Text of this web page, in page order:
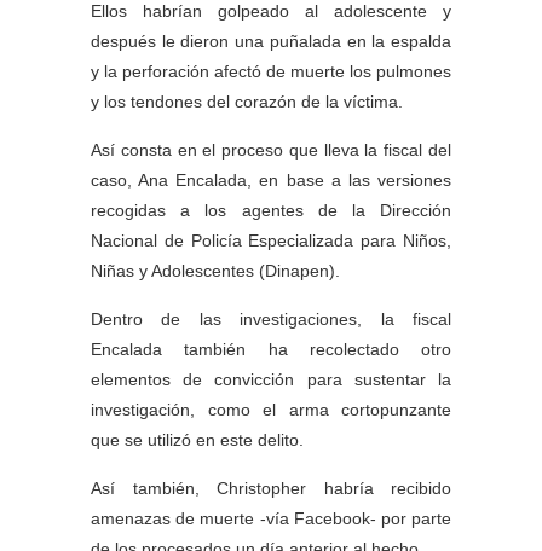
Ellos habrían golpeado al adolescente y
después le dieron una puñalada en la espalda
y la perforación afectó de muerte los pulmones
y los tendones del corazón de la víctima.
Así consta en el proceso que lleva la fiscal del
caso, Ana Encalada, en base a las versiones
recogidas a los agentes de la Dirección
Nacional de Policía Especializada para Niños,
Niñas y Adolescentes (Dinapen).
Dentro de las investigaciones, la fiscal
Encalada también ha recolectado otro
elementos de convicción para sustentar la
investigación, como el arma cortopunzante
que se utilizó en este delito.
Así también, Christopher habría recibido
amenazas de muerte -vía Facebook- por parte